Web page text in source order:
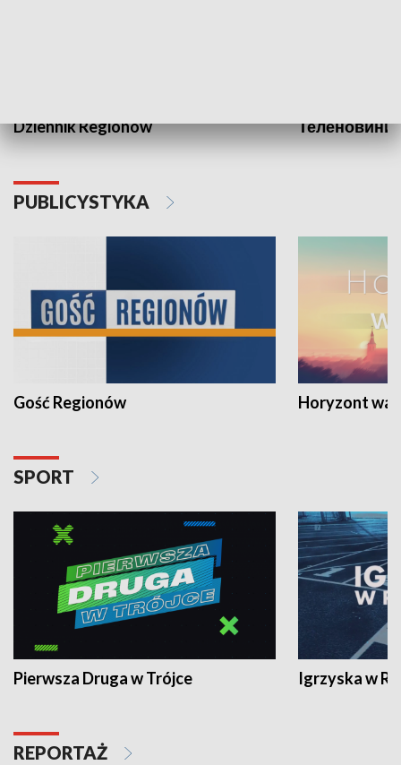
Dziennik Regionów Теленовини
PUBLICYSTYKA
Gość Regionów Horyzont
SPORT
Pierwsza Druga w Trójce Igrzyska w
REPORTAŻ